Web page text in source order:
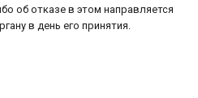
об отказе в этом направляется
в день его принятия.